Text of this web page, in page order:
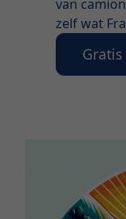
van
zelf wat